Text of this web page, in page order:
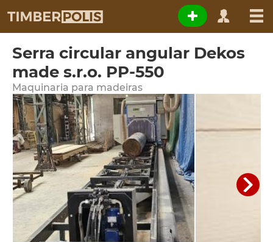
Serra circular angular Dekos
made s.r.o. PP-550
Maquinaria para madeiras